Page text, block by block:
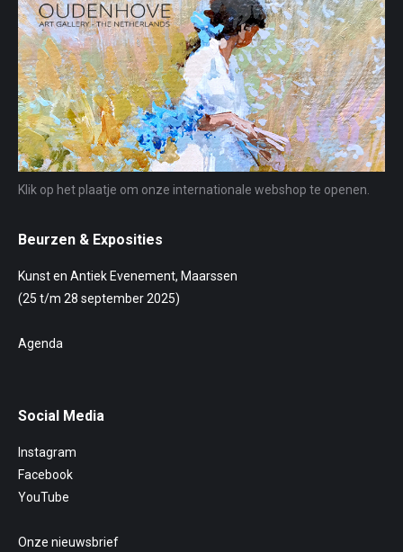
Klik op het plaatje om onze internationale webshop te openen.
Beurzen & Exposities
Kunst en Antiek Evenement, Maarssen
(25 t/m 28 september 2025)
Agenda
Social Media
Instagram
Facebook
YouTube
Onze nieuwsbrief